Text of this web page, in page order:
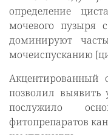
определение
мочевого пузыря
доминируют
мочеиспусканию
Акцентированный
позволил
послужило
фитопрепаратов